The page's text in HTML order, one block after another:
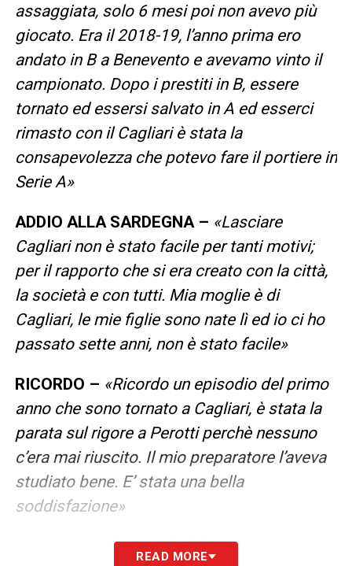
assaggiata, solo 6 mesi poi non avevo più
giocato. Era il 2018-19, l’anno prima ero
andato in B a Benevento e avevamo vinto il
campionato. Dopo i prestiti in B, essere
tornato ed essersi salvato in A ed esserci
rimasto con il Cagliari è stata la
consapevolezza che potevo fare il portiere in
Serie A»
ADDIO ALLA SARDEGNA – «Lasciare
Cagliari non è stato facile per tanti motivi;
per il rapporto che si era creato con la città,
la società e con tutti. Mia moglie è di
Cagliari, le mie figlie sono nate lì ed io ci ho
passato sette anni, non è stato facile»
RICORDO – «Ricordo un episodio del primo
anno che sono tornato a Cagliari, è stata la
parata sul rigore a Perotti perchè nessuno
c’era mai riuscito. Il mio preparatore l’aveva
studiato bene. E’ stata una bella
soddisfazione»
PREPARATORI –«Onestamente ringrazierei
READ MORE